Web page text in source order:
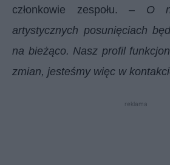
członkowie zespołu. – O
artystycznych posunięciach
na bieżąco. Nasz profil
zmian, jesteśmy więc w
reklama